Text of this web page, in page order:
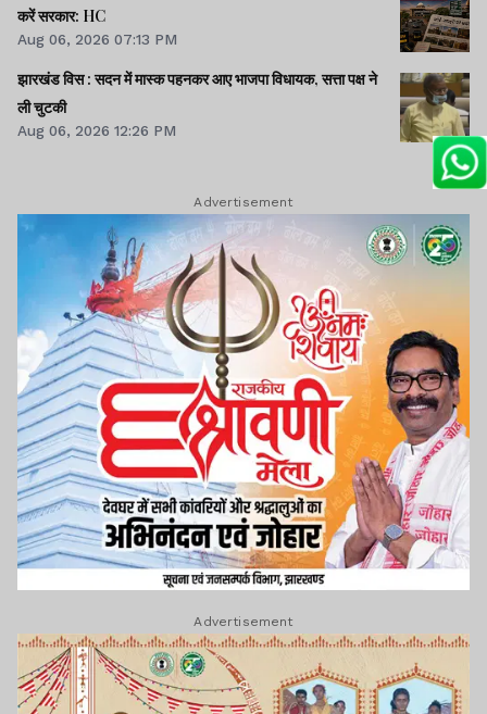
करें सरकार: HC
Aug 06, 2026 07:13 PM
झारखंड विस : सदन में मास्क पहनकर आए भाजपा विधायक, सत्ता पक्ष ने
ली चुटकी
Aug 06, 2026 12:26 PM
Advertisement
Advertisement